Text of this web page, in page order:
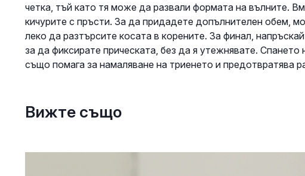
четка, тъй като тя може да развали формата на вълните.
кичурите с пръсти. За да придадете допълнителен обем,
леко да разтърсите косата в корените. За финал,
за да фиксирате прическата, без да я утежнявате. Спането
също помага за намаляване на триенето и предотвратява
Вижте също